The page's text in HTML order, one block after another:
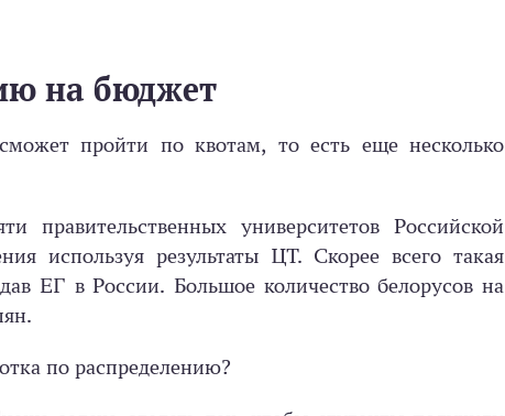
на бюджет
пройти по квотам, то есть еще несколько
университетов Российской
используя результаты ЦТ. Скорее всего такая
ЕГ в России. Большое количество белорусов на
по распределению?